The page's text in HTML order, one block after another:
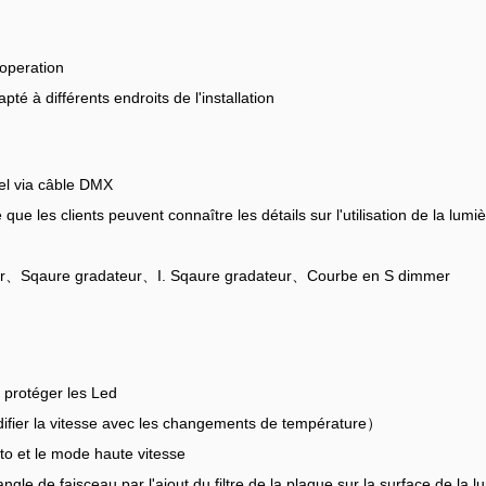
à différents endroits de l'installation
via câble DMX
les clients peuvent connaître les détails sur l'utilisation de la
Sqaure gradateur、I. Sqaure gradateur、Courbe en S dimmer
les Led
la vitesse avec les changements de température）
et le mode haute vitesse